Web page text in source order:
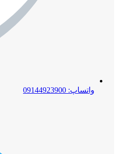
واتساپ: 09144923900